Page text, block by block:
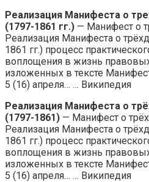
Реализация Манифеста о
(1797-1861 гг.) — Манифест о
Реализация Манифеста о
1861 гг.) процесс
воплощения в жизнь
изложенных в тексте
5 (16) апреля… … Википедия
Реализация Манифеста о
(1797-1861) — Манифест о
Реализация Манифеста о
1861 гг.) процесс
воплощения в жизнь
изложенных в тексте
5 (16) апреля… … Википедия